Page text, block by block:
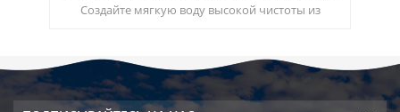
Создайте мягкую воду высокой чистоты из